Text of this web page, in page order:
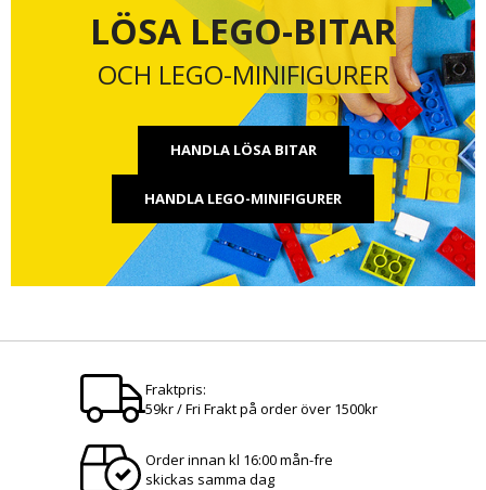
LÖSA LEGO-BITAR
OCH LEGO-MINIFIGURER
HANDLA LÖSA BITAR
HANDLA LEGO-MINIFIGURER
Fraktpris:
59kr / Fri Frakt på order över 1500kr
Order innan kl 16:00 mån-fre
skickas samma dag